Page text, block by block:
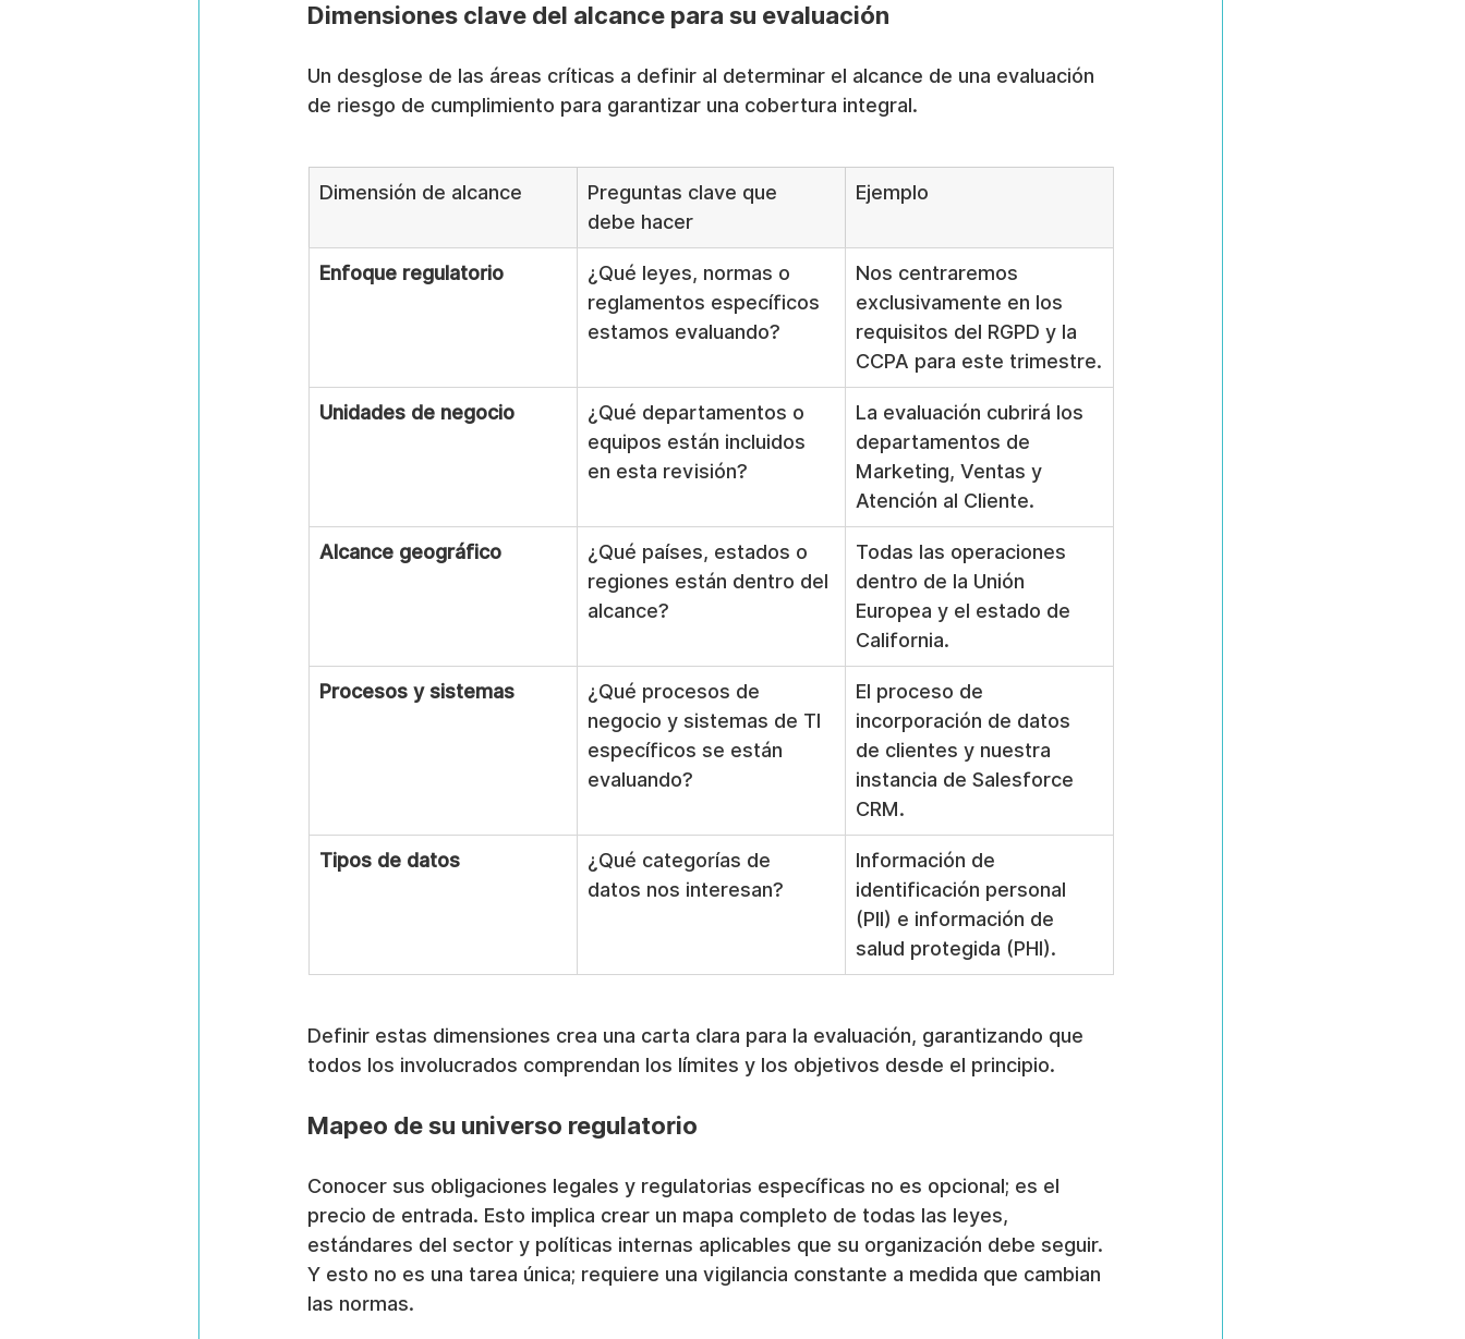
Dimensiones clave del alcance para su evaluación
Un desglose de las áreas críticas a definir al determinar el alcance de una evaluación
de riesgo de cumplimiento para garantizar una cobertura integral.
Dimensión de alcance
Preguntas clave que
debe hacer
Ejemplo
Enfoque regulatorio
¿Qué leyes, normas o
reglamentos específicos
estamos evaluando?
Nos centraremos
exclusivamente en los
requisitos del RGPD y la
CCPA para este trimestre.
Unidades de negocio
¿Qué departamentos o
equipos están incluidos
en esta revisión?
La evaluación cubrirá los
departamentos de
Marketing, Ventas y
Atención al Cliente.
Alcance geográfico
¿Qué países, estados o
regiones están dentro del
alcance?
Todas las operaciones
dentro de la Unión
Europea y el estado de
California.
Procesos y sistemas
¿Qué procesos de
negocio y sistemas de TI
específicos se están
evaluando?
El proceso de
incorporación de datos
de clientes y nuestra
instancia de Salesforce
CRM.
Tipos de datos
¿Qué categorías de
datos nos interesan?
Información de
identificación personal
(PII) e información de
salud protegida (PHI).
Definir estas dimensiones crea una carta clara para la evaluación, garantizando que
todos los involucrados comprendan los límites y los objetivos desde el principio.
Mapeo de su universo regulatorio
Conocer sus obligaciones legales y regulatorias específicas no es opcional; es el
precio de entrada. Esto implica crear un mapa completo de todas las leyes,
estándares del sector y políticas internas aplicables que su organización debe seguir.
Y esto no es una tarea única; requiere una vigilancia constante a medida que cambian
las normas.